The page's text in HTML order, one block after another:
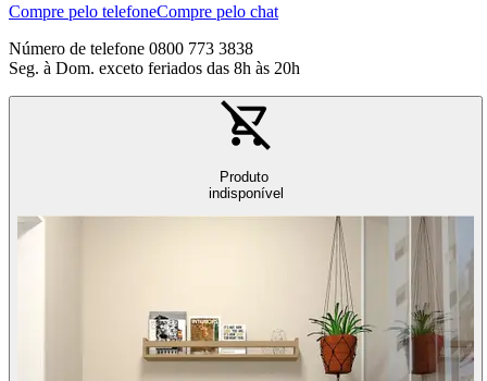
Compre pelo telefoneCompre pelo chat
Número de telefone 0800 773 3838
Seg. à Dom. exceto feriados das 8h às 20h
Produto
indisponível